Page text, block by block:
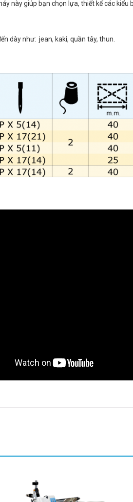
này giúp bạn chọn lựa, thiết kế các kiểu
dày như: jean, kaki, quần tây, thun.